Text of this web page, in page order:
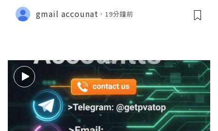
gmail accounat 19分鐘前